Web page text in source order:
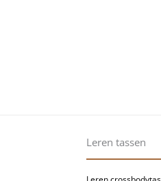
Leren tassen